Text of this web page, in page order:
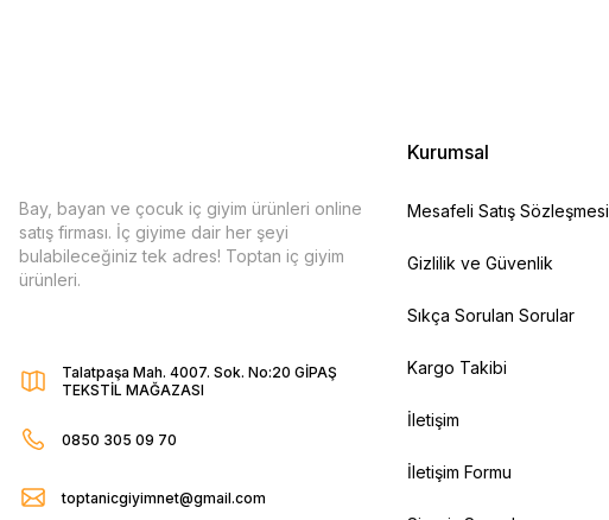
Bay, bayan ve çocuk iç giyim ürünleri online
satış firması. İç giyime dair her şeyi
bulabileceğiniz tek adres! Toptan iç giyim
ürünleri.
Talatpaşa Mah. 4007. Sok. No:20 GİPAŞ
TEKSTİL MAĞAZASI
0850 305 09 70
toptanicgiyimnet@gmail.com
Kurumsal
Mesafeli Satış Sözleşmesi
Gizlilik ve Güvenlik
Sıkça Sorulan Sorular
Kargo Takibi
İletişim
İletişim Formu